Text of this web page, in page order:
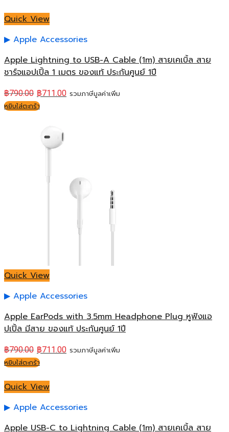
Quick View
Apple Accessories
Apple Lightning to USB-A Cable (1m) สายเคเบิ้ล สาย
ชาร์จแอปเปิ้ล 1 เมตร ของแท้ ประกันศูนย์ 1ปี
฿790.00 ฿711.00 รวมภาษีมูลค่าเพิ่ม
หยิบใส่ตะกร้า
Quick View
Apple Accessories
Apple EarPods with 3.5mm Headphone Plug หูฟังแอ
ปเปิ้ล มีสาย ของแท้ ประกันศูนย์ 1ปี
฿790.00 ฿711.00 รวมภาษีมูลค่าเพิ่ม
หยิบใส่ตะกร้า
Quick View
Apple Accessories
Apple USB-C to Lightning Cable (1m) สายเคเบิ้ล สาย